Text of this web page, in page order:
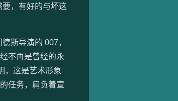
要，有好的与坏这
斯导演的 007，
不再是曾经的永
，这是艺术形象
任务，肩负着宣